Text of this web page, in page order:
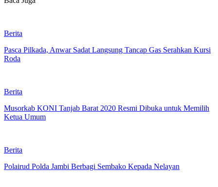
Berita
Pasca Pilkada, Anwar Sadat Langsung Tancap Gas Serahkan Kursi
Roda
Berita
Musorkab KONI Tanjab Barat 2020 Resmi Dibuka untuk Memilih
Ketua Umum
Berita
Polairud Polda Jambi Berbagi Sembako Kepada Nelayan